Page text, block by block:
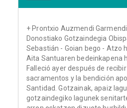
+ Prontxio Auzmendi
Donostiako Gotzaindegia
Sebastián - Goian bego - Atzo
Aita Santuaren bedeinkapena
Falleció ayer después de
sacramentos y la bendición
Santidad. Gotzainak, apaiz
gotzaindegiko lagunek